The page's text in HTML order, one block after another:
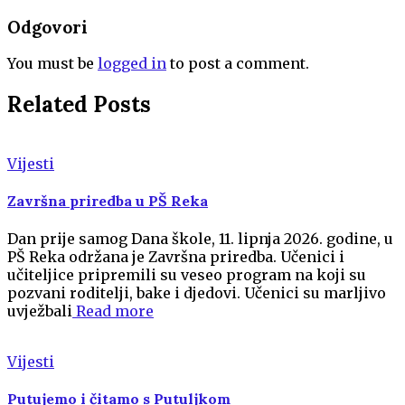
Odgovori
You must be logged into post a comment.
Related Posts
Vijesti
Završna priredba u PŠ Reka
Dan prije samog Dana škole, 11. lipnja 2026. godine, u
PŠ Reka održana je Završna priredba. Učenici i
učiteljice pripremili su veseo program na koji su
pozvani roditelji, bake i djedovi. Učenici su marljivo
uvježbali Read more
Vijesti
Putujemo i čitamo s Putuljkom